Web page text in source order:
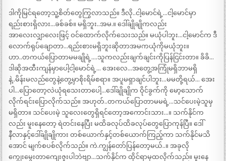
ဒါကိုမြင်ရတော့သူ့စိတ်တွေကြွလာသည်။ ဒီလို..ငါ့မောင်ရဲ့…ငါ့မောင်မှာ
ရည်းစားရှိလား…ခစ်ခစ်။ မရှိဘူး..အမ.။ ဒေါ်ချိုချိုကလည်း
အာလေးလျှာလေးဖြင့် ဝင်ထောက်လိုက်သေးသည်။ မယုံပါဘူး…ငါ့မောင်က ဒီ
လောက်ရုပ်ချောတာ…ရည်းစားမရှိဘူးဆိုတာအမကယုံကိုမယုံဘူး။
ဟာ..တကယ်ပြောတာမမချိုရဲ့….သူကလည်းချက်ချင်းကိုပြန်ငြင်းတာ။ ခိခိ…
ဒါဆိုအထီးကျန်မှာပေါ့ငါ့မောင်ရဲ့… အေးလေ…အတွေ့အကြုံမရှိဘာမရှိ
နဲ့..မိန်းမလည်တွေနဲ့တွေ့မှာစိုးရိမ်စရာ။ အပူမရှာချင်ပါဘူး…မမတို့ရယ်… အေး
ပါ…ပြောတော့လဲယုံရသေးတာပေါ့…ဒေါ်ချိုချိုက ဝိုင်ခွက်ကို မော့သောက်
လိုက်ရင်းပြောလိုက်သည်။ အဟုတ်..တကယ်ပြောတာမမရဲ့…သင်ပေးမဲ့သူမှ
မရှိတာ။ သင်ပေးမဲ့ သူလေးတွေရှိရင်တော့အကောင်းသား…။ သက်နိုင်က
လည်း မူးနေတော့ ရဲတင်းနေပြီး မထိခလုပ်ထိခလုပ်တွေပြောကုန်ပြီ။ ဒေါ်
နီလာနှင့်ဒေါ်ချိုချိုကား တစ်ယောက်နှင့်တစ်ယောက်ကြည့်ကာ သက်နိုင်မသိ
အောင် မျက်စပစ်လိုက်သည်။ ကဲ.ကျွန်တော်ပြန်တော့မယ်..။ အခုလို
ကျွေးမွေးတာကျေးဇူးပါဘဲဗျာ…သက်နိုင်က ထိုင်ရာမှထလိုက်သည်။ မူးနေ